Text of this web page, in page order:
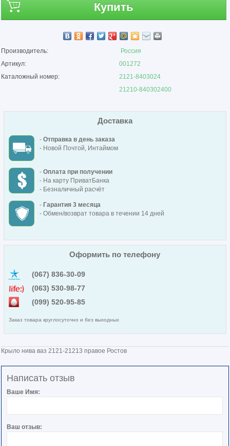
Купить
Производитель:
Россия
Артикул:
001272
Каталожный номер:
2121-8403024
21210-840302400
Доставка
- Отправка в день заказа
- Новой Почтой, Интаймом
- Оплата при получении
- На карту ПриватБанка
- Безналичный расчёт
- Гарантия 3 месяца
- Обмен/возврат товара в течении 14 дней
Оформить по телефону
(067) 836-30-09
(063) 530-98-77
(099) 520-95-85
Заказ товара круглосуточно и без выходных
Крыло нива ваз 2121-21213 правое Ростов
Написать отзыв
Ваше Имя:
Ваш отзыв: